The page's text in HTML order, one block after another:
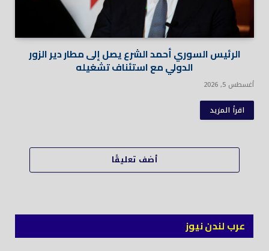
الرئيس السوري أحمد الشرع يصل إلى مطار دير الزور
الدولي مع استئناف تشغيله
أغسطس 5, 2026
اقرأ المزيد
أضف تعليقًا
عرب لندن نيوز